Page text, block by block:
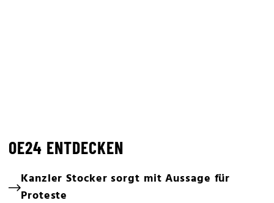
OE24 ENTDECKEN
Kanzler Stocker sorgt mit Aussage für
Proteste